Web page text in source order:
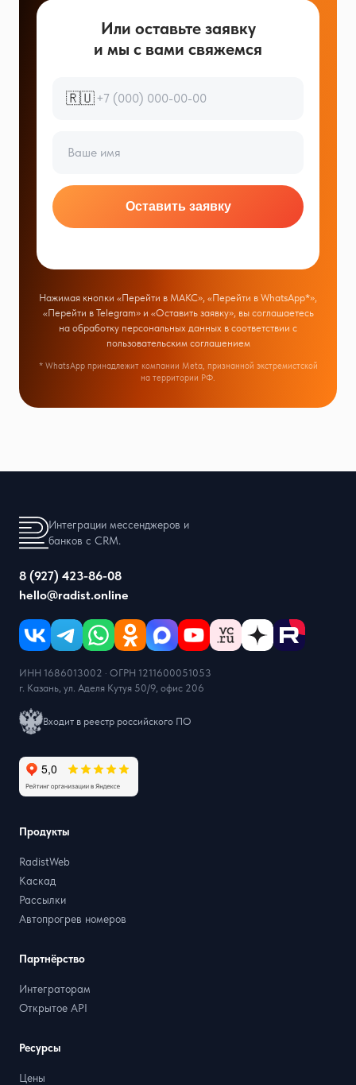
Или оставьте заявку
и мы с вами свяжемся
🇷🇺
Оставить заявку
Нажимая кнопки «Перейти в МАКС», «Перейти в WhatsApp*»,
«Перейти в Telegram» и «Оставить заявку», вы соглашаетесь
на обработку персональных данных в соответствии с
пользовательским соглашением
* WhatsApp принадлежит компании Meta, признанной экстремистской
на территории РФ.
Интеграции мессенджеров и
банков с CRM.
8 (927) 423-86-08
hello@radist.online
ИНН 1686013002 · ОГРН 1211600051053
г. Казань, ул. Аделя Кутуя 50/9, офис 206
Входит в реестр российского ПО
Продукты
RadistWeb
Каскад
Рассылки
Автопрогрев номеров
Партнёрство
Интеграторам
Открытое API
Ресурсы
Цены